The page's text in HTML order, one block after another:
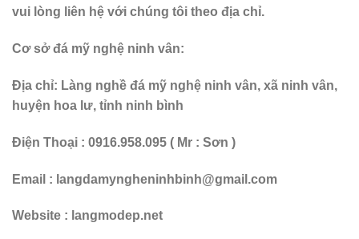
vui lòng liên hệ với chúng tôi theo địa chỉ.
Cơ sở đá mỹ nghệ ninh vân:
Địa chỉ: Làng nghề đá mỹ nghệ ninh vân, xã ninh vân,
huyện hoa lư, tỉnh ninh bình
Điện Thoại : 0916.958.095 ( Mr : Sơn )
Email : langdamyngheninhbinh@gmail.com
Website : langmodep.net